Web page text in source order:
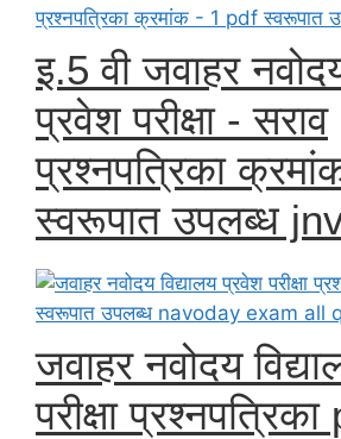
इ.5 वी जवाहर
प्रवेश परीक्षा - सराव
प्रश्नपत्रिका
स्वरूपात उपलब्ध
जवाहर नवोदय
परीक्षा